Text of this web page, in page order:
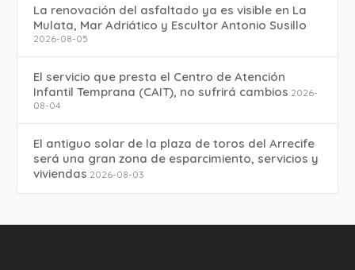
La renovación del asfaltado ya es visible en La
Mulata, Mar Adriático y Escultor Antonio Susillo
2026-08-05
El servicio que presta el Centro de Atención
Infantil Temprana (CAIT), no sufrirá cambios 2026-
08-04
El antiguo solar de la plaza de toros del Arrecife
será una gran zona de esparcimiento, servicios y
viviendas 2026-08-03